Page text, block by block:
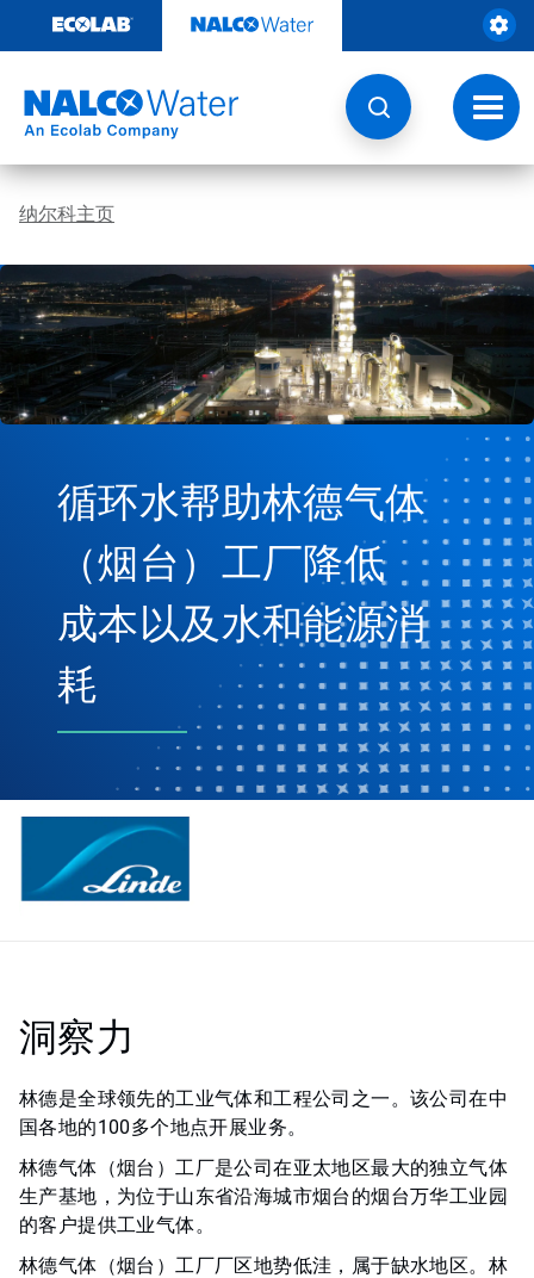
至
切
换
导
航
纳尔科主页
循环水帮助林德气体
（烟台）工厂降低
成本以及水和能源消
耗
洞察力
林德是全球领先的工业气体和工程公司之一。该公司在中
国各地的100多个地点开展业务。
林德气体（烟台）工厂是公司在亚太地区最大的独立气体
生产基地，为位于山东省沿海城市烟台的烟台万华工业园
的客户提供工业气体。
林德气体（烟台）工厂厂区地势低洼，属于缺水地区。林